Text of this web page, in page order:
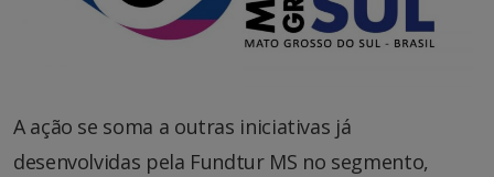
A ação se soma a outras iniciativas já
desenvolvidas pela Fundtur MS no segmento,